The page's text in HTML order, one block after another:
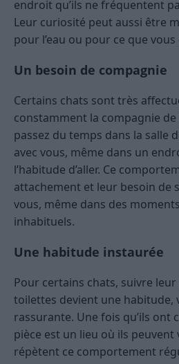
endroit qu’ils ne fréquentent
Leur curiosité peut aussi être
pour l’eau ou pour ce que
Un besoin de compagnie
Certains chats sont très
constamment la compagnie
passez du temps dans la salle
avec vous, même dans un
l’habitude d’aller. Ce
attachement et leur besoin de
vous, même dans des
inhabituels.
Une habitude instaurée
Pour certains chats, suivre
toilettes devient une habitude,
rassurante. Une fois qu’ils ont
pièce est un lieu où ils peuvent
répètent ce comportement